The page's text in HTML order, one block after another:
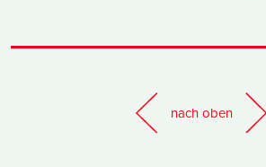
nach oben